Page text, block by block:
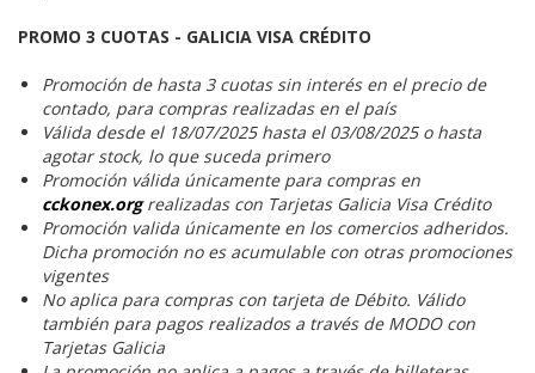
PROMO 3 CUOTAS - GALICIA VISA CRÉDITO
Promoción de hasta 3 cuotas sin interés en el precio de
contado, para compras realizadas en el país
Válida desde el 18/07/2025 hasta el 03/08/2025 o hasta
agotar stock, lo que suceda primero
Promoción válida únicamente para compras en
cckonex.org realizadas con Tarjetas Galicia Visa Crédito
Promoción valida únicamente en los comercios adheridos.
Dicha promoción no es acumulable con otras promociones
vigentes
No aplica para compras con tarjeta de Débito. Válido
también para pagos realizados a través de MODO con
Tarjetas Galicia